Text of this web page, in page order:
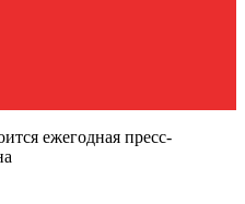
ежегодная пресс-